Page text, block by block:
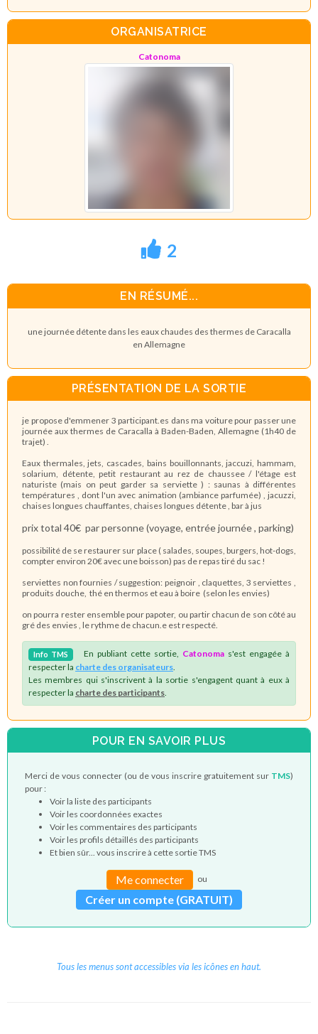
ORGANISATRICE
Catonoma
2
EN RÉSUMÉ...
une journée détente dans les eaux chaudes des thermes de Caracalla
en Allemagne
PRÉSENTATION DE LA SORTIE
je propose d'emmener 3 participant.es dans ma voiture pour passer une
journée aux thermes de Caracalla à Baden-Baden, Allemagne (1h40 de
trajet) .
Eaux thermales, jets, cascades, bains bouillonnants, jaccuzi, hammam,
solarium, détente, petit restaurant au rez de chaussee / l'étage est
naturiste (mais on peut garder sa serviette ) : saunas à différentes
températures , dont l'un avec animation (ambiance parfumée) , jacuzzi,
chaises longues chauffantes, chaises longues détente , bar à jus
prix total 40€ par personne (voyage, entrée journée , parking)
possibilité de se restaurer sur place ( salades, soupes, burgers, hot-dogs,
compter environ 20€ avec une boisson) pas de repas tiré du sac !
serviettes non fournies / suggestion: peignoir , claquettes, 3 serviettes ,
produits douche, thé en thermos et eau à boire (selon les envies)
on pourra rester ensemble pour papoter, ou partir chacun de son côté au
gré des envies , le rythme de chacun.e est respecté.
Info TMS En publiant cette sortie, Catonoma s'est engagée à
respecter la charte des organisateurs
Les membres qui s'inscrivent à la sortie s'engagent quant à eux à
respecter la charte des participants
POUR EN SAVOIR PLUS
Merci de vous connecter (ou de vous inscrire gratuitement sur TMS)
pour :
Voir la liste des participants
Voir les coordonnées exactes
Voir les commentaires des participants
Voir les profils détaillés des participants
Et bien sûr... vous inscrire à cette sortie TMS
Me connecter ou
Créer un compte (GRATUIT)
Tous les menus sont accessibles via les icônes en haut.